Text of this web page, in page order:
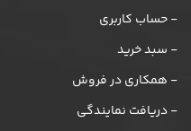
- حساب کاربری
- سبد خرید
- همکاری در فروش
- دریافت نمایندگی